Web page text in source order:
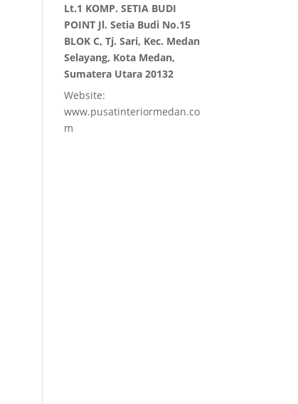
Lt.1 KOMP. SETIA BUDI
POINT Jl. Setia Budi No.15
BLOK C, Tj. Sari, Kec. Medan
Selayang, Kota Medan,
Sumatera Utara 20132
Website:
www.pusatinteriormedan.co
m